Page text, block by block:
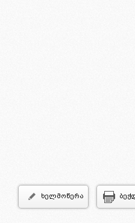
ხელმოწერა